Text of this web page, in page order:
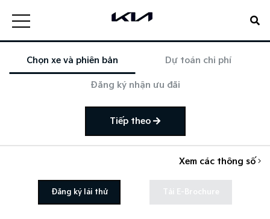
Chọn xe và phiên bản Dự toán chi phí
Đăng ký nhận ưu đãi
Tiếp theo
Xem các thông số
Đăng ký lái thử Tải E-Brochure